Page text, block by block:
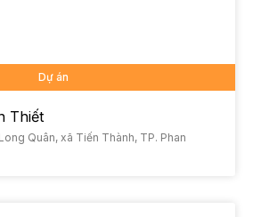
Dự án
Thiết
Quân, xã Tiến Thành, TP. Phan